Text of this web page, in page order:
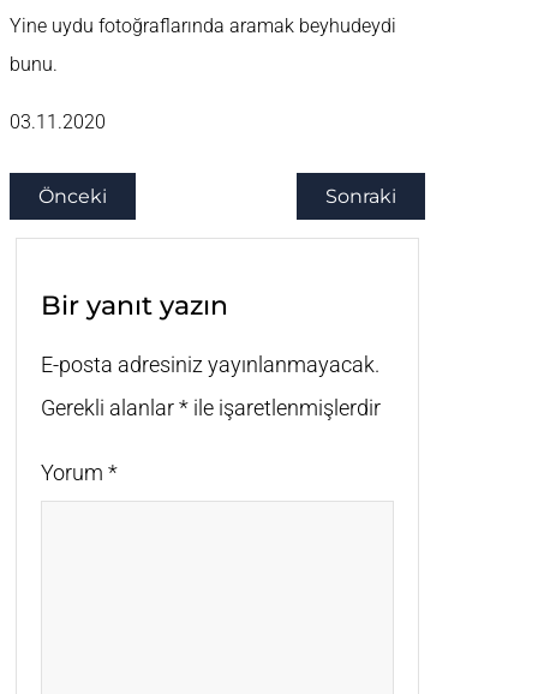
Yine uydu fotoğraflarında aramak beyhudeydi
bunu.
03.11.2020
Önceki Sonraki
Bir yanıt yazın
E-posta adresiniz yayınlanmayacak.
Gerekli alanlar* ile işaretlenmişlerdir
Yorum *